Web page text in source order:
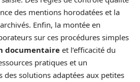
des mentions horodatées et la
Enfin, la montée en
sur ces procédures simples
documentaireet l’efficacité du
pratiques et un
des solutions adaptées aux petites